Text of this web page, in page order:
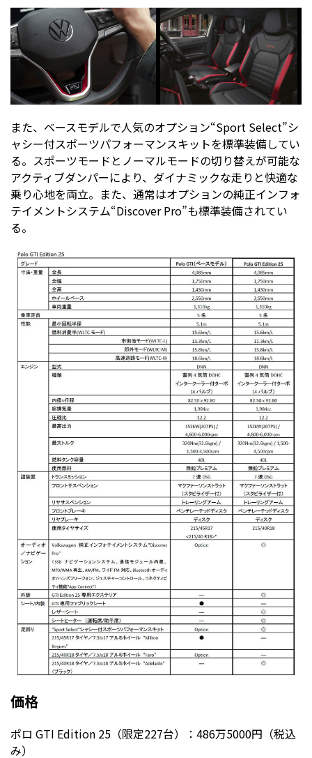
また、ベースモデルで人気のオプション“Sport Select”シ
ャシー付スポーツパフォーマンスキットを標準装備してい
る。スポーツモードとノーマルモードの切り替えが可能な
アクティブダンパーにより、ダイナミックな走りと快適な
乗り心地を両立。また、通常はオプションの純正インフォ
テイメントシステム“Discover Pro”も標準装備されてい
る。
価格
ポロ GTI Edition 25（限定227台）：486万5000円（税込
み）